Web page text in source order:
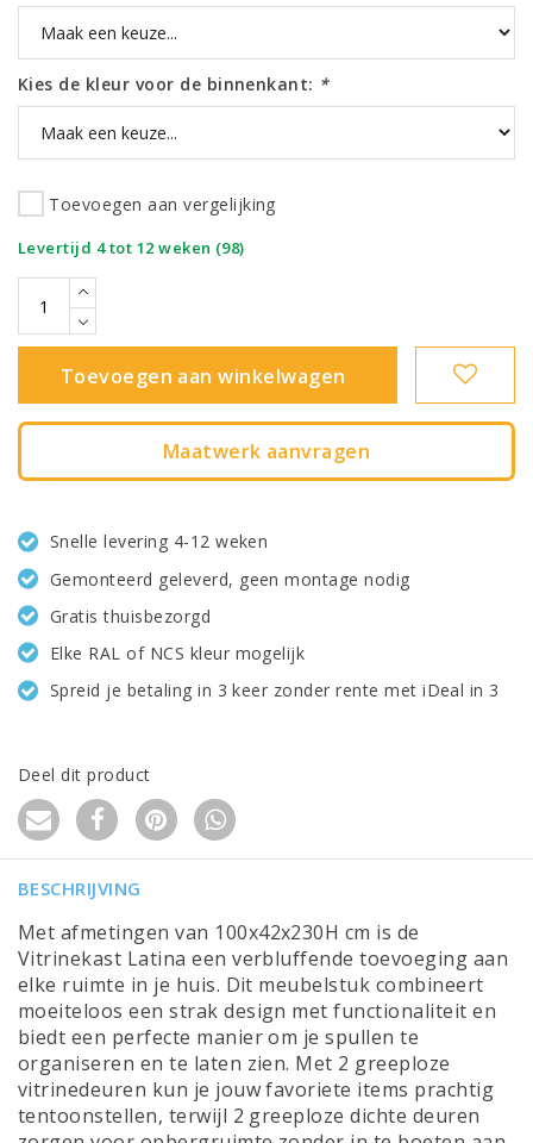
Kies de kleur voor de binnenkant: *
Toevoegen aan vergelijking
Levertijd 4 tot 12 weken (98)
Toevoegen aan winkelwagen
Maatwerk aanvragen
Snelle levering 4-12 weken
Gemonteerd geleverd, geen montage nodig
Gratis thuisbezorgd
Elke RAL of NCS kleur mogelijk
Spreid je betaling in 3 keer zonder rente met iDeal in 3
Deel dit product
BESCHRIJVING
Met afmetingen van 100x42x230H cm is de
Vitrinekast Latina een verbluffende toevoeging aan
elke ruimte in je huis. Dit meubelstuk combineert
moeiteloos een strak design met functionaliteit en
biedt een perfecte manier om je spullen te
organiseren en te laten zien. Met 2 greeploze
vitrinedeuren kun je jouw favoriete items prachtig
tentoonstellen, terwijl 2 greeploze dichte deuren